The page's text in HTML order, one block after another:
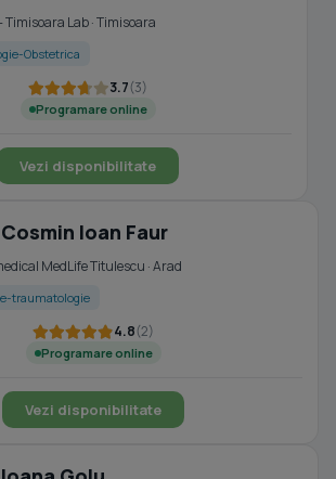
Timisoara Lab · Timisoara
Obstetrica
3.7(3)
Programare online
Vezi disponibilitate
Ioan Faur
MedLife Titulescu · Arad
traumatologie
4.8(2)
Programare online
Vezi disponibilitate